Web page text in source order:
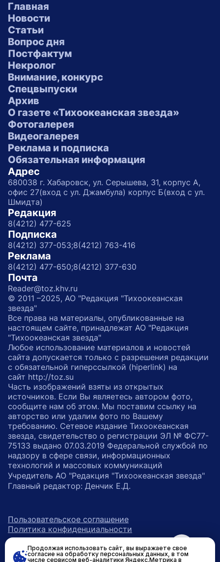
Главная
Новости
Статьи
Вопрос дня
Постфактум
Некролог
Внимание, конкурс
Спецвыпуски
Архив
О газете «Тихоокеанская звезда»
Фотогалерея
Видеогалерея
Реклама и подписка
Обязательная информация
Адрес
680038 г. Хабаровск, ул. Серышева, 31, корпус А,
офис 27(вход с ул. Джамбула) корпус Б(вход с ул.
Шмидта)
Редакция
8(4212) 477-625
Подписка
8(4212) 377-053;8(4212) 763-416
Реклама
8(4212) 477-650;8(4212) 377-630
Почта
Reader@toz.khv.ru
© 2011 –2025, АО "Редакция "Тихоокеанская
звезда"
Все права на материалы, опубликованные на
настоящем сайте, принадлежат АО "Редакция
"Тихоокеанская звезда"
Любое использование материалов и новостей
сайта допускается только с разрешения редакции
с обязательной гиперссылкой (hiperlink) на
сайт http://toz.su
Часть изображений взяты из открытых
источников. Если Вы являетесь автором фото,
сообщите нам об этом. Мы поставим ссылку на
авторство или удалим фото по Вашему
требованию. Сетевое издание Тихоокеанская
звезда, свидетельство о регистрации ЭЛ № ФС77-
75133 выдано 07.03.2019 Федеральной службой по
надзору в сфере связи, информационных
технологий и массовых коммуникаций
Учредитель АО "Редакция "Тихоокеанская звезда"
Главный редактор: Денчик Е.Д.
Пользовательское соглашение
Политика конфиденциальности
ссылка на главную
возрастное ограничение 16+
Продолжая использовать сайт, вы выражаете свое
согласие на обработку персональных данных, в том
числе сервисом веб-аналитики Яндекс.Метрика в